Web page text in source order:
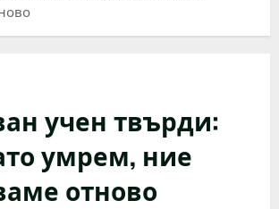
учен твърди:
умрем, ние
отново